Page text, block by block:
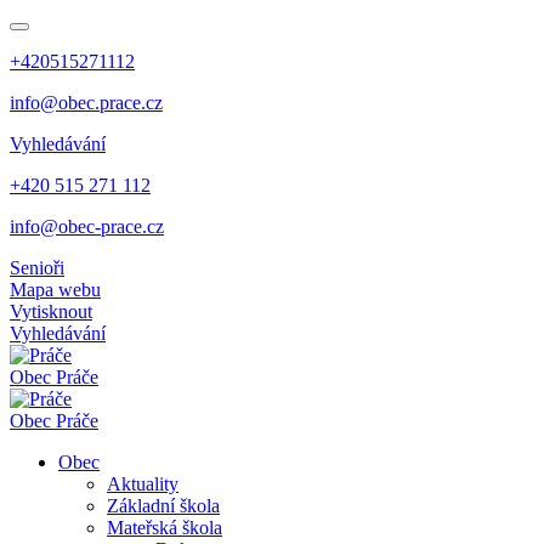
+420515271112
info@obec.prace.cz
Vyhledávání
+420 515 271 112
info@obec-prace.cz
Senioři
Mapa webu
Vytisknout
Vyhledávání
Obec Práče
Obec Práče
Obec
Aktuality
Základní škola
Mateřská škola